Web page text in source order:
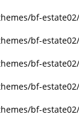
bf-
bf-
bf-
bf-
bf-